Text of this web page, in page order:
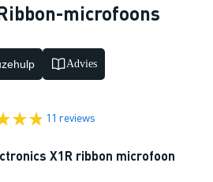
microfoons
Advies
11 reviews
X1R ribbon microfoon